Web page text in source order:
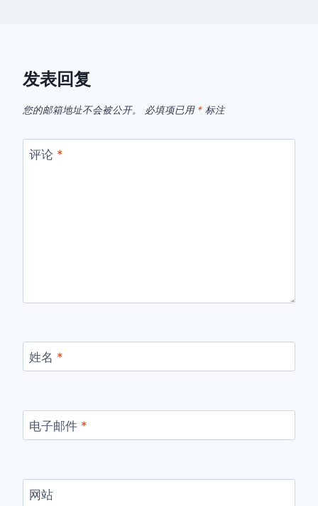
发表回复
您的邮箱地址不会被公开。 必填项已用 * 标注
评论 *
姓名 *
电子邮件 *
网站